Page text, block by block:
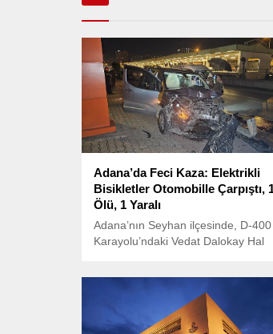
Adana’da Feci Kaza: Elektrikli
Bisikletler Otomobille Çarpıştı,
Ölü, 1 Yaralı
Adana’nın Seyhan ilçesinde, D-400
Karayolu’ndaki Vedat Dalokay Hal
meydana geldi.